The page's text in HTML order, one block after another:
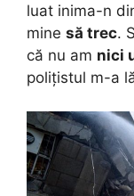
luat inima-n
mine să trec.
că nu am nici
polițistul m-a